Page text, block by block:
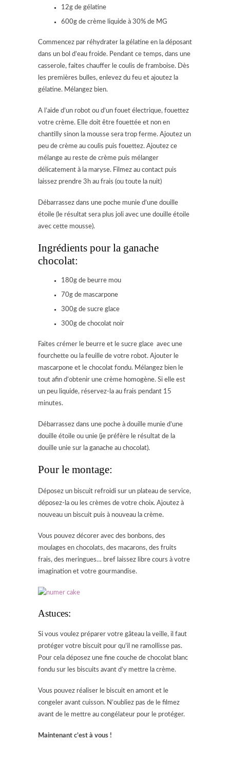
12g de gélatine
600g de crème liquide à 30% de MG
Commencez par réhydrater la gélatine en la déposant
dans un bol d’eau froide. Pendant ce temps, dans une
casserole, faites chauffer le coulis de framboise. Dès
les premières bulles, enlevez du feu et ajoutez la
gélatine. Mélangez bien.
A l’aide d’un robot ou d’un fouet électrique, fouettez
votre crème. Elle doit être fouettée et non en
chantilly sinon la mousse sera trop ferme. Ajoutez un
peu de crème au coulis puis fouettez. Ajoutez ce
mélange au reste de crème puis mélanger
délicatement à la maryse. Filmez au contact puis
laissez prendre 3h au frais (ou toute la nuit)
Débarrassez dans une poche munie d’une douille
étoile (le résultat sera plus joli avec une douille étoile
avec cette mousse).
Ingrédients pour la ganache
chocolat:
180g de beurre mou
70g de mascarpone
300g de sucre glace
300g de chocolat noir
Faites crémer le beurre et le sucre glace avec une
fourchette ou la feuille de votre robot. Ajouter le
mascarpone et le chocolat fondu. Mélangez bien le
tout afin d’obtenir une crème homogène. Si elle est
un peu liquide, réservez-la au frais pendant 15
minutes.
Débarrassez dans une poche à douille munie d’une
douille étoile ou unie (je préfère le résultat de la
douille unie sur la ganache au chocolat).
Pour le montage:
Déposez un biscuit refroidi sur un plateau de service,
déposez-la ou les crèmes de votre choix. Ajoutez à
nouveau un biscuit puis à nouveau la crème.
Vous pouvez décorer avec des bonbons, des
moulages en chocolats, des macarons, des fruits
frais, des meringues… bref laissez libre cours à votre
imagination et votre gourmandise.
Astuces:
Si vous voulez préparer votre gâteau la veille, il faut
protéger votre biscuit pour qu’il ne ramollisse pas.
Pour cela déposez une fine couche de chocolat blanc
fondu sur les biscuits avant d’y mettre la crème.
Vous pouvez réaliser le biscuit en amont et le
congeler avant cuisson. N’oubliez pas de le filmez
avant de le mettre au congélateur pour le protéger.
Maintenant c’est à vous !